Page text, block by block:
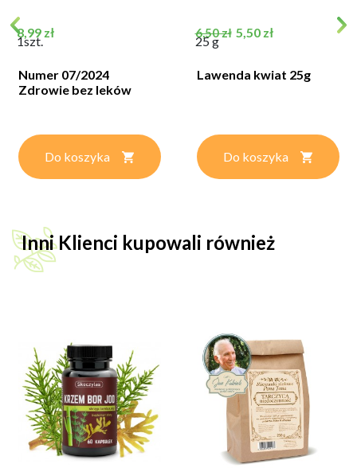
Cena
8,99 zł
1szt.
Numer 07/2024
Zdrowie bez leków
Do koszyka
Cena podstawowa
6,50 zł Cena
5,50 zł
25 g
Lawenda kwiat 25g
Do koszyka
Inni Klienci kupowali również